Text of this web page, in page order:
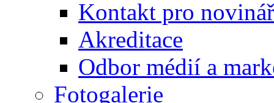
Kontakt pro
Akreditace
Odbor médií a
Fotogalerie